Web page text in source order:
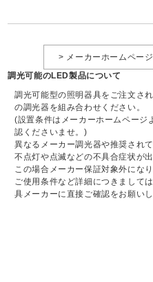
> メーカーホームページ
調光可能のLED製品について
調光可能型の照明器具をご注文さ
の調光器を組み合わせください。
(設置条件はメーカーホームページ
認くださいませ。)
異なるメーカー調光器や推奨され
不点灯や点滅などの不具合症状が
この場合メーカー保証対象外にな
ご使用条件など詳細につきまして
具メーカーに直接ご確認をお願いし